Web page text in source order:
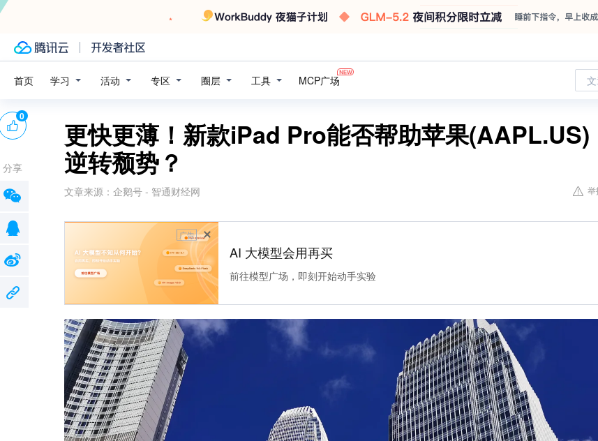
首页 学习 活动 专区 圈层 工具 MCP广场
更快更薄！新款iPad Pro能否帮助苹果(AAPL.US)
逆转颓势？
文章来源： 企鹅号 - 智通财经网 举
广告
AI 大模型会用再买
前往模型广场，即刻开始动手实验
0
分享